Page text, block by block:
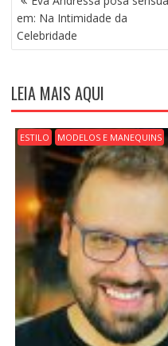
A
V
E
A
Ç
Ã
O
D
P
O
S
T
em: Na Intimidade da
Celebridade
LEIA MAIS AQUI
ESTILO MODELOS E MANEQUINS